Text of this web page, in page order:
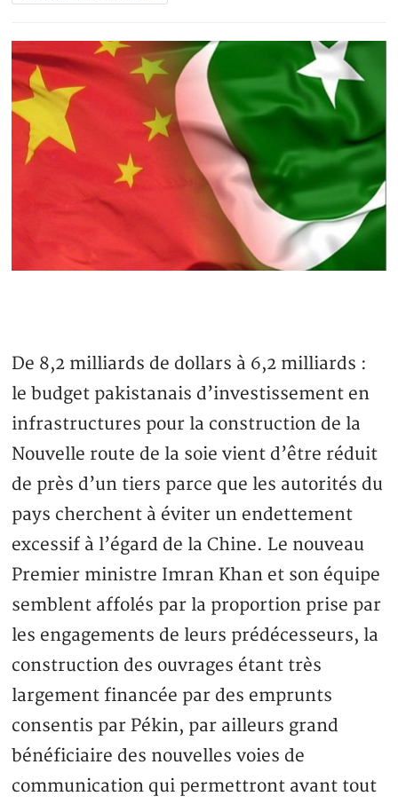
De 8,2 milliards de dollars à 6,2 milliards :
le budget pakistanais d’investissement en
infrastructures pour la construction de la
Nouvelle route de la soie vient d’être réduit
de près d’un tiers parce que les autorités du
pays cherchent à éviter un endettement
excessif à l’égard de la Chine. Le nouveau
Premier ministre Imran Khan et son équipe
semblent affolés par la proportion prise par
les engagements de leurs prédécesseurs, la
construction des ouvrages étant très
largement financée par des emprunts
consentis par Pékin, par ailleurs grand
bénéficiaire des nouvelles voies de
communication qui permettront avant tout